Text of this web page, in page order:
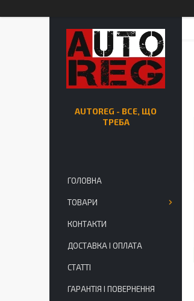
AUTOREG - ВСЕ, ЩО
ТРЕБА
ГОЛОВНА
ТОВАРИ
КОНТАКТИ
ДОСТАВКА І ОПЛАТА
СТАТТІ
ГАРАНТІЯ І ПОВЕРНЕННЯ